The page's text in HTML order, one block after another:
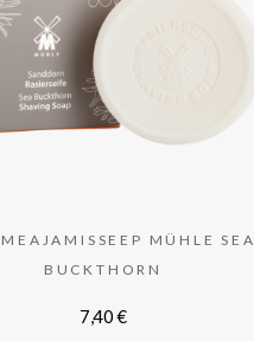
MÜHLE SEA
BUCKTHORN
7,40€